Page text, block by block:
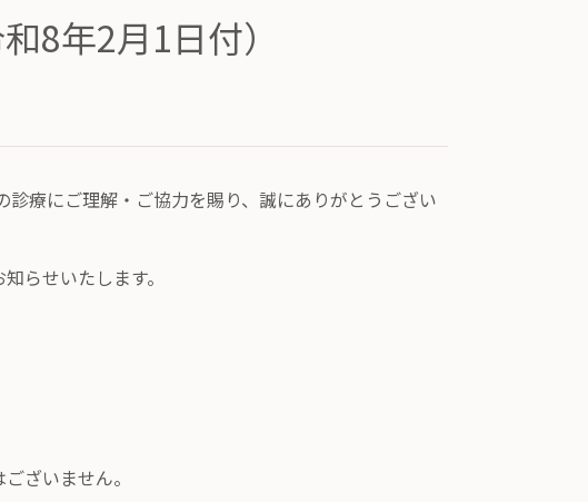
8年2月1日付）
療にご理解・ご協力を賜り、誠にありがとうござい
らせいたします。
ざいません。